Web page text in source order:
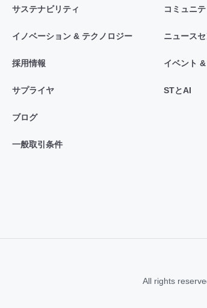
サステナビリティ
イノベーション & テクノロジー
採用情報
サプライヤ
ブログ
一般取引条件
コミュニテ
ニュース
イベント
STとAI
All rights